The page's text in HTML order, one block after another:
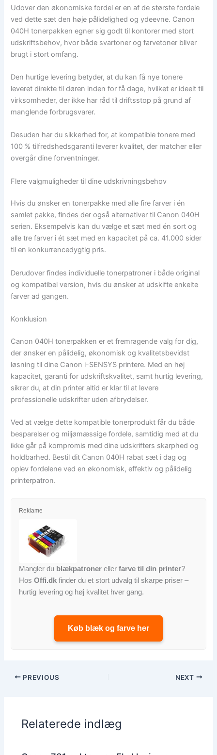
Udover den økonomiske fordel er en af de største fordele
ved dette sæt den høje pålidelighed og ydeevne. Canon
040H tonerpakken egner sig godt til kontorer med stort
udskriftsbehov, hvor både svartoner og farvetoner bliver
brugt i stort omfang.
Den hurtige levering betyder, at du kan få nye tonere
leveret direkte til døren inden for få dage, hvilket er ideelt til
virksomheder, der ikke har råd til driftsstop på grund af
manglende forbrugsvarer.
Desuden har du sikkerhed for, at kompatible tonere med
100 % tilfredshedsgaranti leverer kvalitet, der matcher eller
overgår dine forventninger.
Flere valgmuligheder til dine udskrivningsbehov
Hvis du ønsker en tonerpakke med alle fire farver i én
samlet pakke, findes der også alternativer til Canon 040H
serien. Eksempelvis kan du vælge et sæt med én sort og
alle tre farver i ét sæt med en kapacitet på ca. 41.000 sider
til en konkurrencedygtig pris.
Derudover findes individuelle tonerpatroner i både original
og kompatibel version, hvis du ønsker at udskifte enkelte
farver ad gangen.
Konklusion
Canon 040H tonerpakken er et fremragende valg for dig,
der ønsker en pålidelig, økonomisk og kvalitetsbevidst
løsning til dine Canon i-SENSYS printere. Med en høj
kapacitet, garanti for udskriftskvalitet, samt hurtig levering,
sikrer du, at din printer altid er klar til at levere
professionelle udskrifter uden afbrydelser.
Ved at vælge dette kompatible tonerprodukt får du både
besparelser og miljømæssige fordele, samtidig med at du
ikke går på kompromis med dine udskrifters skarphed og
holdbarhed. Bestil dit Canon 040H rabat sæt i dag og
oplev fordelene ved en økonomisk, effektiv og pålidelig
printerpatron.
Reklame
Mangler du blækpatroner ellerfarve til din printer?
HosOffi.dk finder du et stort udvalg til skarpe priser –
hurtig levering og høj kvalitet hver gang.
Køb blæk og farve her
PREVIOUS NEXT
Relaterede indlæg